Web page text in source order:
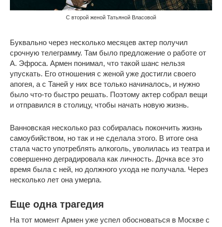
С второй женой Татьяной Власовой
Буквально через несколько месяцев актер получил
срочную телеграмму. Там было предложение о работе от
А. Эфроса. Армен понимал, что такой шанс нельзя
упускать. Его отношения с женой уже достигли своего
апогея, а с Таней у них все только начиналось, и нужно
было что-то быстро решать. Поэтому актер собрал вещи
и отправился в столицу, чтобы начать новую жизнь.
Ванновская несколько раз собиралась покончить жизнь
самоубийством, но так и не сделала этого. В итоге она
стала часто употреблять алкоголь, уволилась из театра и
совершенно деградировала как личность. Дочка все это
время была с ней, но должного ухода не получала. Через
несколько лет она умерла.
Еще одна трагедия
На тот момент Армен уже успел обосноваться в Москве с